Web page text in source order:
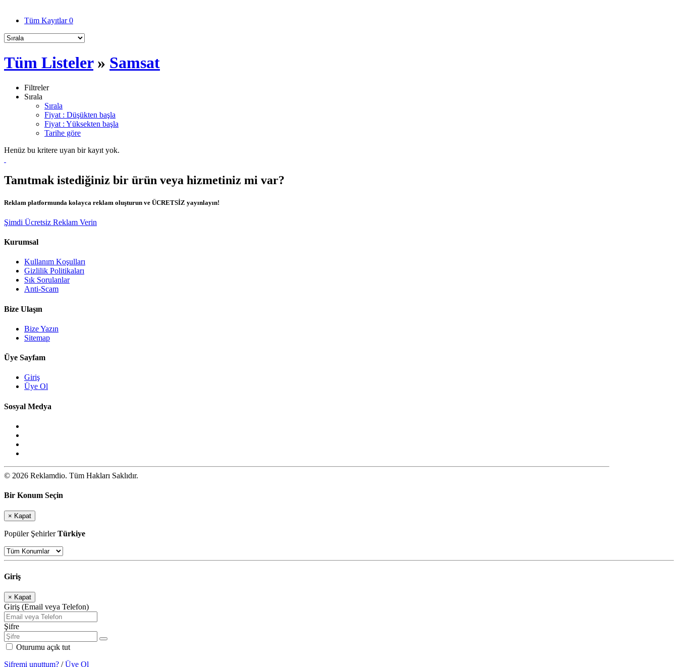
Tüm Kayıtlar0
Tüm Listeler» Samsat
Filtreler
Sırala
Sırala
Fiyat : Düşükten başla
Fiyat : Yüksekten başla
Tarihe göre
Henüz bu kritere uyan bir kayıt yok.
Tanıtmak istediğiniz bir ürün veya hizmetiniz mi var?
Reklam platformunda kolayca reklam oluşturun ve ÜCRETSİZ yayınlayın!
Şimdi Ücretsiz Reklam Verin
Kurumsal
Kullanım Koşulları
Gizlilik Politikaları
Sık Sorulanlar
Anti-Scam
Bize Ulaşın
Bize Yazın
Sitemap
Üye Sayfam
Giriş
Üye Ol
Sosyal Medya
© 2026 Reklamdio. Tüm Hakları Saklıdır.
Bir Konum Seçin
× Kapat
Popüler ŞehirlerTürkiye
Giriş
× Kapat
Giriş (Email veya Telefon)
Şifre
Oturumu açık tut
Şifremi unuttum? /Üye Ol